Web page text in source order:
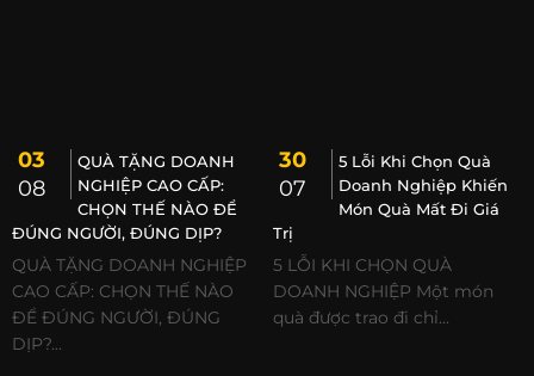
03
08
QUÀ TẶNG DOANH
NGHIỆP CAO CẤP:
CHỌN THẾ NÀO ĐỂ
ĐÚNG NGƯỜI, ĐÚNG DỊP?
QUÀ TẶNG DOANH NGHIỆP
CAO CẤP: CHỌN THẾ NÀO
ĐỂ ĐÚNG NGƯỜI, ĐÚNG
DỊP?...
30
07
5 Lỗi Khi Chọn Quà
Doanh Nghiệp Khiến
Món Quà Mất Đi Giá
Trị
5 LỖI KHI CHỌN QUÀ
DOANH NGHIỆP Một món
quà được trao đi chỉ...